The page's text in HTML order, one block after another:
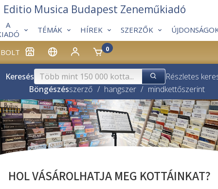
BOLT 0
A
TÉMÁK HÍREK SZERZŐK
Editio Musica Budapest Zeneműkiadó
Keresés
Részletes
Böngészésszerző / hangszer / mindkettőszerint
HOL VÁSÁROLHATJA MEG KOTTÁINKAT?